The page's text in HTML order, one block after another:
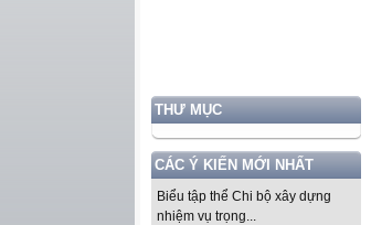
THƯ MỤC
CÁC Ý KIẾN MỚI NHẤT
Biểu tập thể Chi bộ xây dựng
nhiệm vụ trọng...